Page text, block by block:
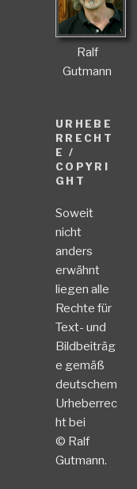
Ralf
Gutmann
URHEBE
RRECHT
E /
COPYRI
GHT
Soweit
nicht
anders
erwähnt
liegen alle
Rechte für
Text- und
Bildbeiträg
e gemäß
deutschem
Urheberrec
ht bei
© Ralf
Gutmann.